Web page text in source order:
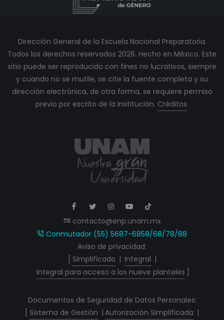
Dirección General de la Escuela Nacional Preparatoria.
Todos los derechos reservados 2026. Hecho en México. Este
sitio puede ser reproducido con fines no lucrativos, siempre
y cuando no se mutile, se cite la fuente completa y su
dirección electrónica, de otra forma, se requiere permiso
previo por escrito de la Institución. Créditos
contacto@enp.unam.mx
Conmutador (55) 5687-6858/68/78/88
Aviso de privacidad:
[ Simplificado | Integral |
Integral para acceso a los nueve planteles ]
Documentos de Seguridad de Datos Personales:
[ Sistema de Gestión | Autorización Simplificada |